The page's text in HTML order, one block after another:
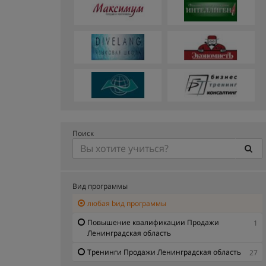
Поиск
Вид программы
любая bид программы
Повышение квалификации Продажи
Ленинградская область
1
Тренинги Продажи Ленинградская область 27